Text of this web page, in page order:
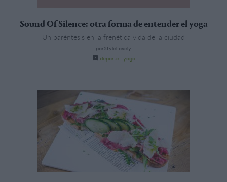
Sound Of Silence: otra forma de entender el yoga
Un paréntesis en la frenética vida de la ciudad
porStyleLovely
deporte· yoga